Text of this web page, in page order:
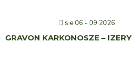
sie 06 - 09 2026
GRAVON KARKONOSZE – IZERY